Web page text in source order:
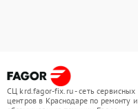
СЦ krd.fagor-fix.ru - сеть сервисных
центров в Краснодаре по ремонту и